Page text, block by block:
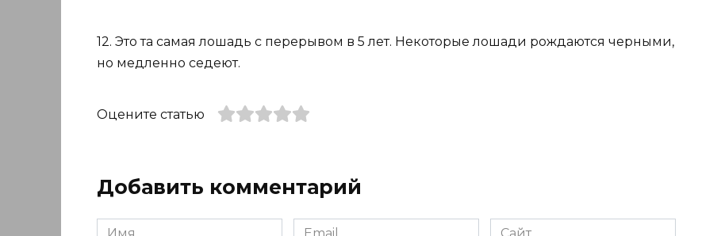
12. Это та самая лошадь с перерывом в 5 лет. Некоторые лошади рождаются черными,
но медленно седеют.
Оцените статью
Добавить комментарий
Имя
Email
Сайт